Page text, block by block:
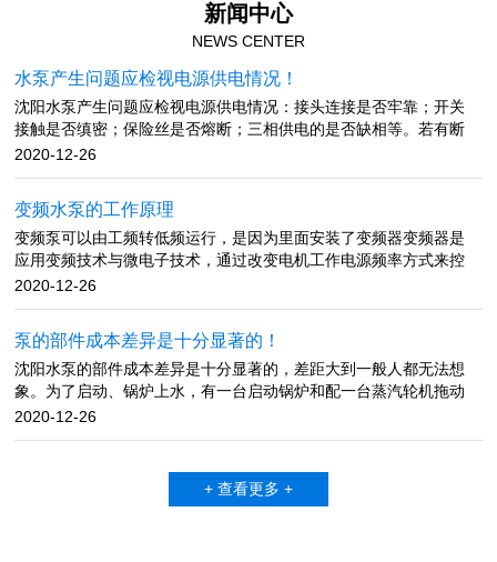
新闻中心
NEWS CENTER
水泵产生问题应检视电源供电情况！
沈阳水泵产生问题应检视电源供电情况：接头连接是否牢靠；开关
接触是否缜密；保险丝是否熔断；三相供电的是否缺相等。若有断
路、接触不良、保险丝熔断、缺相，应查明原因并及时进行修理。
流量不足产生原因：多是吸水管漏气、底阀漏气；进水口堵塞；底
阀入水深度不足；水泵转速太低；密封环或叶轮磨损过大；吸水高
度超标等。 排除方法：检查吸水管与底阀，堵住漏气源；清理进水
口处的淤泥或堵塞物；底阀入水深度大于进水管直径的1.5倍，加大
底阀入水深度；检查电源电压，提高水泵转速，更换密封环或叶
轮；降低水泵的安装位置，或更换高扬程水泵。 吸不上水产生原
因：泵体内有空气或进水管积气，或是底阀关闭不紧，灌引水不
满、真空泵填料漏气厉害，闸阀或拍门关闭不严。排除方法：先把
水压上来，再将泵体注满水，然后开机。同时检视逆止阀是否严
密，管路、接头有无漏气现象，若发现漏气，拆卸后在接头处涂上
润滑油或调合漆，并扭紧螺丝。检查水泵轴的油封环，若磨损严重
应更换新件。管路漏水或漏气。可能安设时螺帽拧得不紧。水泵不
出水产生原因：泵体和吸水管没灌满引水；动水位低于水泵滤水
水泵的安装位置，使滤水管在动水位之下，或等动水位升过滤水管
再抽水；修补或更换吸水管。文章内容来源于网络，如有问题，请
2020-12-26
变频水泵的工作原理
变频泵可以由工频转低频运行，是因为里面安装了变频器变频器是
应用变频技术与微电子技术，通过改变电机工作电源频率方式来控
制交流电动机的电力控制设备。变频器主要由整流（将工作频率固
器（按设定的程序工作，控制输出方波的幅度与脉宽，使叠加为近
似正弦波的和电网电压频率完全不同的交流电，根据电机的实际需
要来提供其所需要的电源电压，进而达到节能、调速的目的。变频
器具有调压、调频、稳压、调速等基本功能，应用了现代的科学技
术，可以再不改变电压的情况下调整频率，也可以在频率不改变的
结构复杂但使用简单，是现代控制异步交流电动机启动运行最优秀
的设备。文章内容来源于网络，如有问题，请与我们联系！
2020-12-26
泵的部件成本差异是十分显著的！
沈阳水泵的部件成本差异是十分显著的，差距大到一般人都无法想
象。为了启动、锅炉上水，有一台启动锅炉和配一台蒸汽轮机拖动
的给水泵，便于启动用。 电动给水泵耗用的是电厂的发电量(厂用
叶轮出口高压液体，从而实现密封。停车时，副叶轮不起作用，因
此同时配备停车密封装置解决停车时可能产生的化工泵泄漏。水泵
2020-12-26
+ 查看更多 +